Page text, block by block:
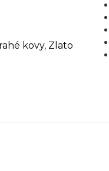
kovy, Zlato